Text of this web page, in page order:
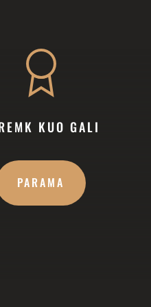
KUO GALI
PARAMA